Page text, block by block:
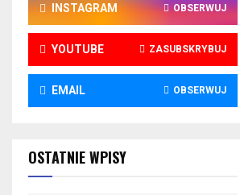
INSTAGRAM OBSERWUJ
YOUTUBE ZASUBSKRYBUJ
EMAIL OBSERWUJ
OSTATNIE WPISY